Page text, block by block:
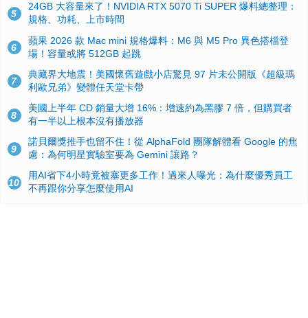
5
24GB 大容量來了！NVIDIA RTX 5070 Ti SUPER 爆料總整理：
規格、功耗、上市時間
6
蘋果 2026 款 Mac mini 規格爆料：M6 與 M5 Pro 異色搭檔登
場！容量或將 512GB 起跳
7
典藏界大地震！美國懷舊遊戲小店驚見 97 片未公開版《超級瑪
利歐兄弟》變體任天堂卡帶
8
美國上半年 CD 銷量大增 16%：增速約為黑膠 7 倍，但購買者
有一半以上根本沒有播放器
9
諾貝爾獎推手也留不住！從 AlphaFold 團隊解體看 Google 的焦
慮：為何明星實驗室要為 Gemini 讓路？
10
用AI省下4小時竟被塞更多工作！過來人曝光：為什麼優秀員工
不再跟你分享怎麼使用AI